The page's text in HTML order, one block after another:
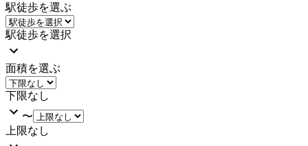
駅徒歩を選ぶ
駅徒歩を選択
面積を選ぶ
下限なし
〜
上限なし